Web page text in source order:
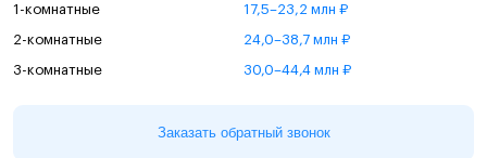
1-комнатные 17,5–23,2 млн ₽
2-комнатные 24,0–38,7 млн ₽
3-комнатные 30,0–44,4 млн ₽
Заказать обратный звонок